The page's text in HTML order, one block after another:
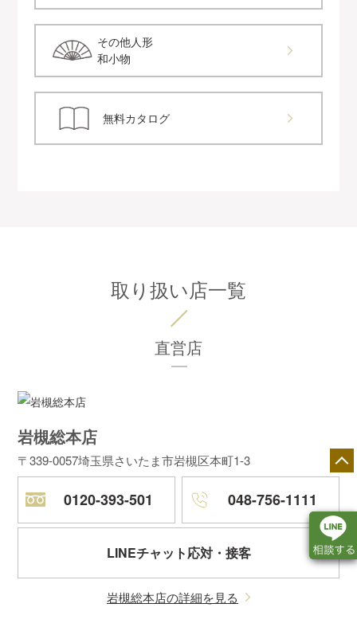
その他人形
和小物
無料カタログ
取り扱い店一覧
直営店
岩槻総本店
〒339-0057埼玉県さいたま市岩槻区本町1-3
0120-393-501 048-756-1111
LINEチャット応対・接客
岩槻総本店の詳細を見る